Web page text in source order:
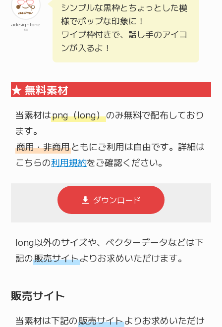
adesigntone
ko
シンプルな黒枠とちょっとした模
様でポップな印象に！
ワイプ枠付きで、話し手のアイコ
ンが入るよ！
★ 無料素材
当素材はpng（long）のみ無料で配布しており
商用・非商用ともにご利用は自由です。詳細は
こちらの利用規約をご確認ください。
ダウンロード
long以外のサイズや、ベクターデータなどは下
記の販売サイトよりお求めいただけます。
販売サイト
当素材は下記の販売サイトよりお求めいただけ